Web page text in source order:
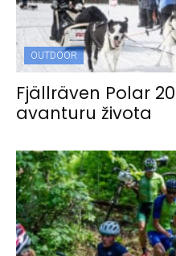
OUTDOOR
Fjällräven Polar
avanturu života